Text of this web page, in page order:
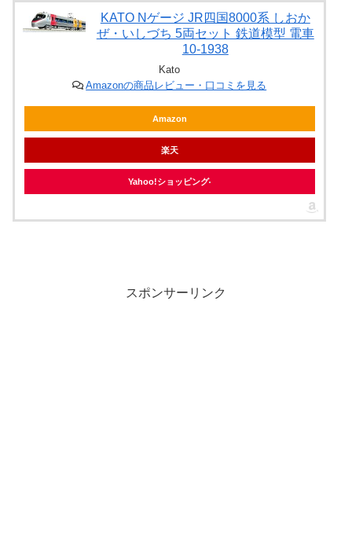
KATO Nゲージ JR四国8000系 しおか
ぜ・いしづち 5両セット 鉄道模型 電車
10-1938
Kato
Amazonの商品レビュー・口コミを見る
Amazon
楽天
Yahoo!ショッピング
スポンサーリンク